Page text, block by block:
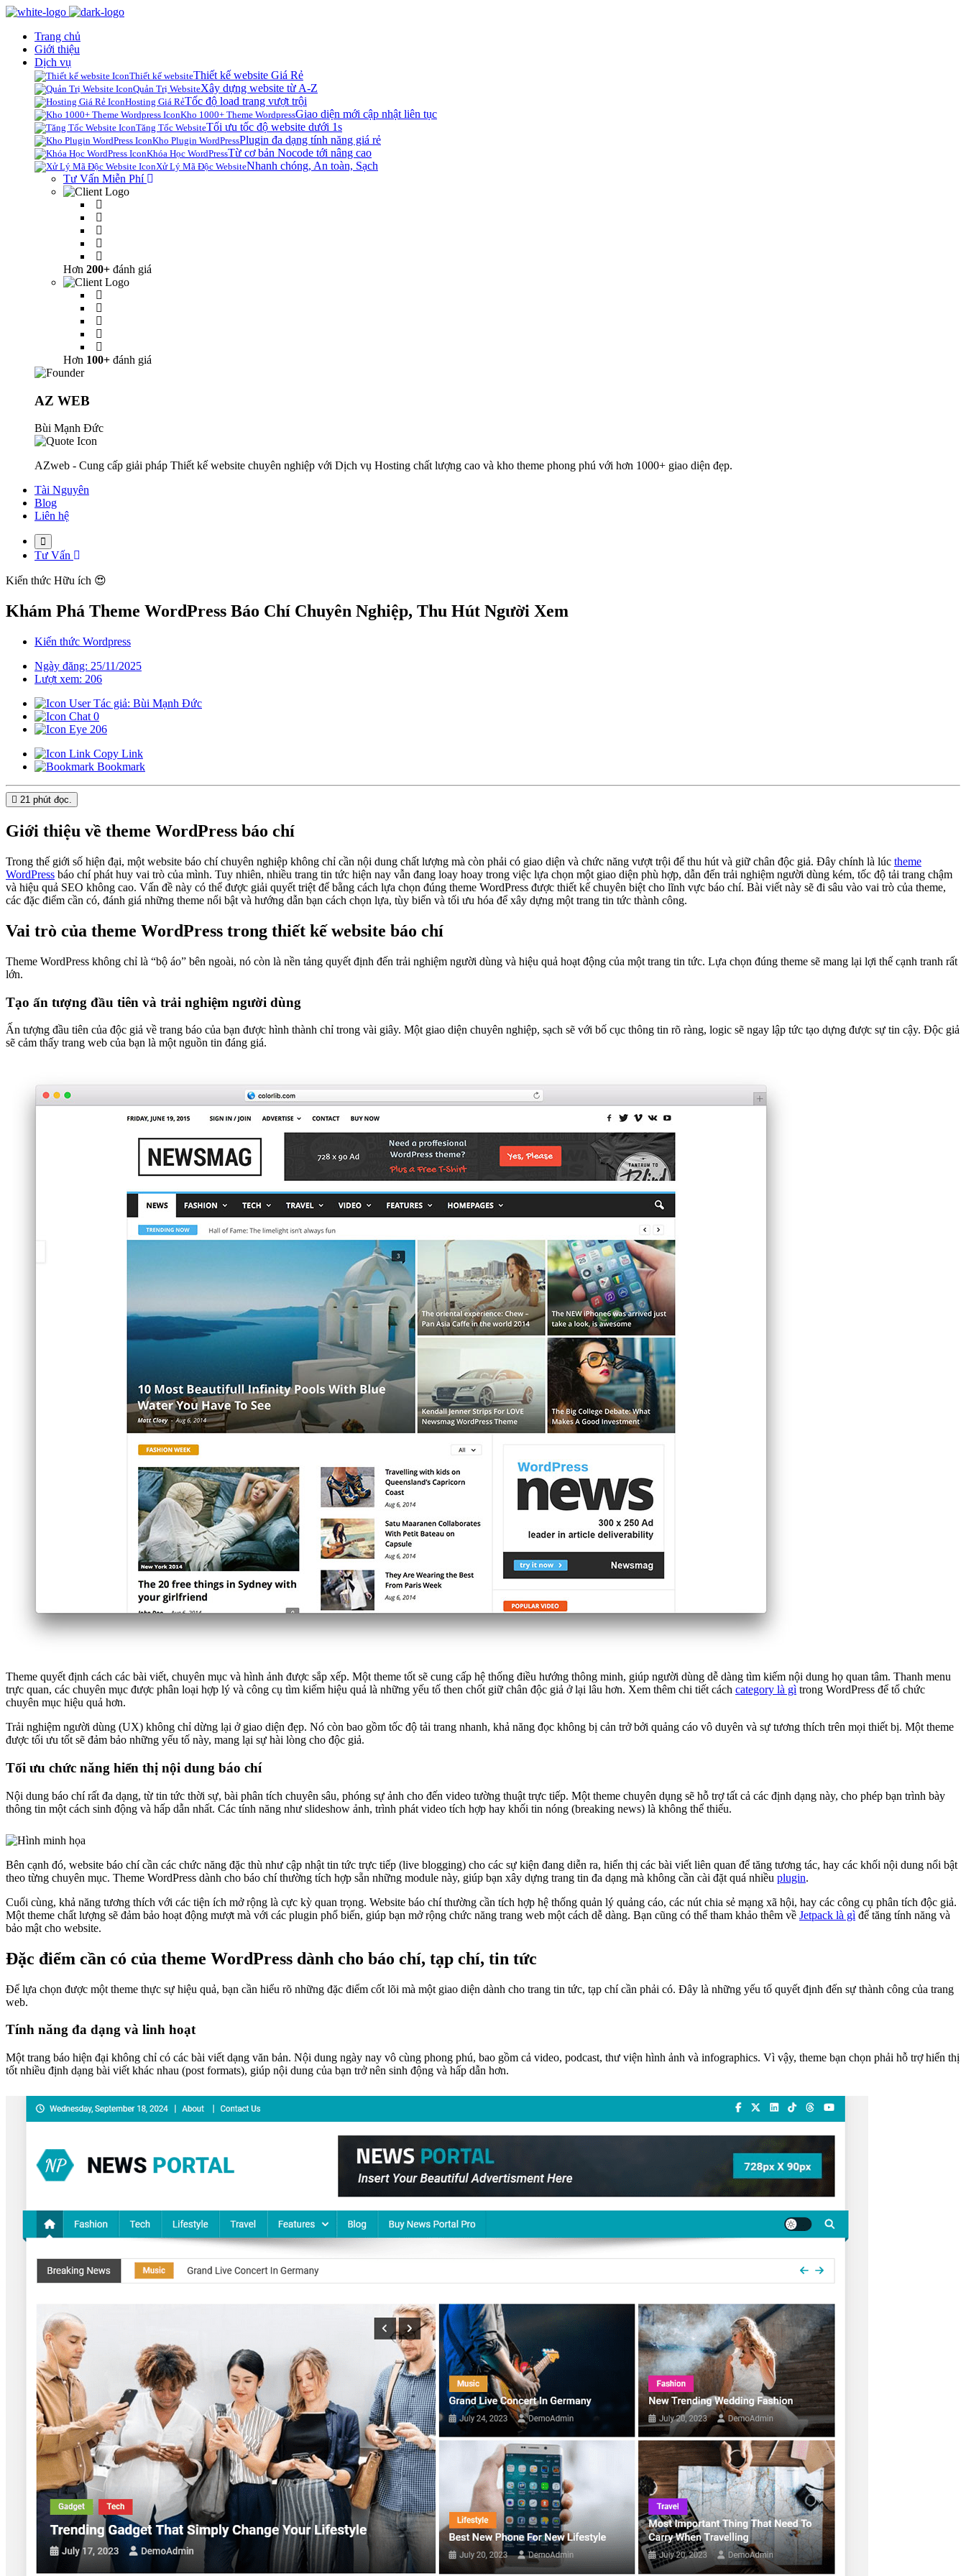
Trang chủ
Giới thiệu
Dịch vụ
Thiết kế websiteThiết kế website Giá Rẻ
Quản Trị WebsiteXây dựng website từ A-Z
Hosting Giá RẻTốc độ load trang vượt trội
Kho 1000+ Theme WordpressGiao diện mới cập nhật liên tục
Tăng Tốc WebsiteTối ưu tốc độ website dưới 1s
Kho Plugin WordPressPlugin đa dạng tính năng giá rẻ
Khóa Học WordPressTừ cơ bản Nocode tới nâng cao
Xử Lý Mã Độc WebsiteNhanh chóng, An toàn, Sạch
Tư Vấn Miễn Phí
Hơn 200+ đánh giá
Hơn 100+ đánh giá
AZ WEB
Bùi Mạnh Đức
AZweb - Cung cấp giải pháp Thiết kế website chuyên nghiệp với Dịch vụ Hosting chất lượng cao và kho theme phong phú với hơn 1000+ giao diện đẹp.
Tài Nguyên
Blog
Liên hệ
Tư Vấn
Kiến thức Hữu ích 😍
Khám Phá Theme WordPress Báo Chí Chuyên Nghiệp, Thu Hút Người Xem
Kiến thức Wordpress
Ngày đăng: 25/11/2025
Lượt xem: 206
Tác giả: Bùi Mạnh Đức
0
206
Copy Link
Bookmark
21 phút đọc.
Giới thiệu về theme WordPress báo chí
Trong thế giới số hiện đại, một website báo chí chuyên nghiệp không chỉ cần nội dung chất lượng mà còn phải có giao diện và chức năng vượt trội để thu hút và giữ chân độc giả. Đây chính là lúc theme
WordPress báo chí phát huy vai trò của mình. Tuy nhiên, nhiều trang tin tức hiện nay vẫn đang loay hoay trong việc lựa chọn một giao diện phù hợp, dẫn đến trải nghiệm người dùng kém, tốc độ tải trang chậm
và hiệu quả SEO không cao. Vấn đề này có thể được giải quyết triệt để bằng cách lựa chọn đúng theme WordPress được thiết kế chuyên biệt cho lĩnh vực báo chí. Bài viết này sẽ đi sâu vào vai trò của theme,
các đặc điểm cần có, đánh giá những theme nổi bật và hướng dẫn bạn cách chọn lựa, tùy biến và tối ưu hóa để xây dựng một trang tin tức thành công.
Vai trò của theme WordPress trong thiết kế website báo chí
Theme WordPress không chỉ là “bộ áo” bên ngoài, nó còn là nền tảng quyết định đến trải nghiệm người dùng và hiệu quả hoạt động của một trang tin tức. Lựa chọn đúng theme sẽ mang lại lợi thế cạnh tranh rất
lớn.
Tạo ấn tượng đầu tiên và trải nghiệm người dùng
Ấn tượng đầu tiên của độc giả về trang báo của bạn được hình thành chỉ trong vài giây. Một giao diện chuyên nghiệp, sạch sẽ với bố cục thông tin rõ ràng, logic sẽ ngay lập tức tạo dựng được sự tin cậy. Độc giả
sẽ cảm thấy trang web của bạn là một nguồn tin đáng giá.
Theme quyết định cách các bài viết, chuyên mục và hình ảnh được sắp xếp. Một theme tốt sẽ cung cấp hệ thống điều hướng thông minh, giúp người dùng dễ dàng tìm kiếm nội dung họ quan tâm. Thanh menu
trực quan, các chuyên mục được phân loại hợp lý và công cụ tìm kiếm hiệu quả là những yếu tố then chốt giữ chân độc giả ở lại lâu hơn. Xem thêm chi tiết cách category là gì trong WordPress để tổ chức
chuyên mục hiệu quả hơn.
Trải nghiệm người dùng (UX) không chỉ dừng lại ở giao diện đẹp. Nó còn bao gồm tốc độ tải trang nhanh, khả năng đọc không bị cản trở bởi quảng cáo vô duyên và sự tương thích trên mọi thiết bị. Một theme
được tối ưu tốt sẽ đảm bảo những yếu tố này, mang lại sự hài lòng cho độc giả.
Tối ưu chức năng hiển thị nội dung báo chí
Nội dung báo chí rất đa dạng, từ tin tức thời sự, bài phân tích chuyên sâu, phóng sự ảnh cho đến video tường thuật trực tiếp. Một theme chuyên dụng sẽ hỗ trợ tất cả các định dạng này, cho phép bạn trình bày
thông tin một cách sinh động và hấp dẫn nhất. Các tính năng như slideshow ảnh, trình phát video tích hợp hay khối tin nóng (breaking news) là không thể thiếu.
Bên cạnh đó, website báo chí cần các chức năng đặc thù như cập nhật tin tức trực tiếp (live blogging) cho các sự kiện đang diễn ra, hiển thị các bài viết liên quan để tăng tương tác, hay các khối nội dung nổi bật
theo từng chuyên mục. Theme WordPress dành cho báo chí thường tích hợp sẵn những module này, giúp bạn xây dựng trang tin đa dạng mà không cần cài đặt quá nhiều plugin.
Cuối cùng, khả năng tương thích với các tiện ích mở rộng là cực kỳ quan trọng. Website báo chí thường cần tích hợp hệ thống quản lý quảng cáo, các nút chia sẻ mạng xã hội, hay các công cụ phân tích độc giả.
Một theme chất lượng sẽ đảm bảo hoạt động mượt mà với các plugin phổ biến, giúp bạn mở rộng chức năng trang web một cách dễ dàng. Bạn cũng có thể tham khảo thêm về Jetpack là gì để tăng tính năng và
bảo mật cho website.
Đặc điểm cần có của theme WordPress dành cho báo chí, tạp chí, tin tức
Để lựa chọn được một theme thực sự hiệu quả, bạn cần hiểu rõ những đặc điểm cốt lõi mà một giao diện dành cho trang tin tức, tạp chí cần phải có. Đây là những yếu tố quyết định đến sự thành công của trang
web.
Tính năng đa dạng và linh hoạt
Một trang báo hiện đại không chỉ có các bài viết dạng văn bản. Nội dung ngày nay vô cùng phong phú, bao gồm cả video, podcast, thư viện hình ảnh và infographics. Vì vậy, theme bạn chọn phải hỗ trợ hiển thị
tốt nhiều định dạng bài viết khác nhau (post formats), giúp nội dung của bạn trở nên sinh động và hấp dẫn hơn.